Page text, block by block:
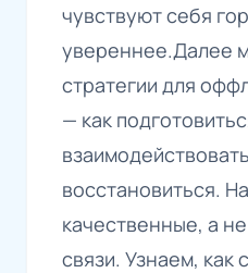
чувствуют себя
увереннее.Далее
стратегии для
— как
восстановиться.
качественные, а
связи. Узнаем, как